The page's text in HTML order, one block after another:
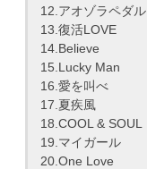
12.アオゾラペダル
13.復活LOVE
14.Believe
15.Lucky Man
16.愛を叫べ
17.夏疾風
18.COOL & SOUL
19.マイガール
20.One Love